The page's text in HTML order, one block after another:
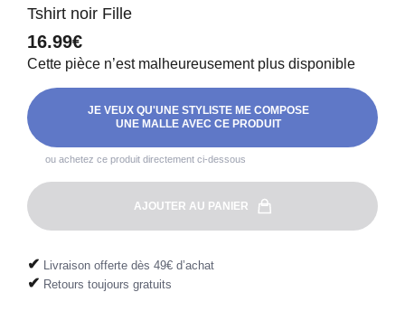
Tshirt noir Fille
16.99€
Cette pièce n’est malheureusement plus disponible
JE VEUX QU'UNE STYLISTE ME COMPOSE
UNE MALLE AVEC CE PRODUIT
ou achetez ce produit directement ci-dessous
AJOUTER AU PANIER
✔ Livraison offerte dès 49€ d’achat
✔ Retours toujours gratuits